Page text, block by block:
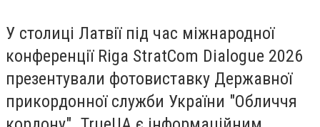
У столиці Латвії під час міжнародної
конференції Riga StratCom Dialogue 2026
презентували фотовиставку Державної
прикордонної служби України "Обличчя